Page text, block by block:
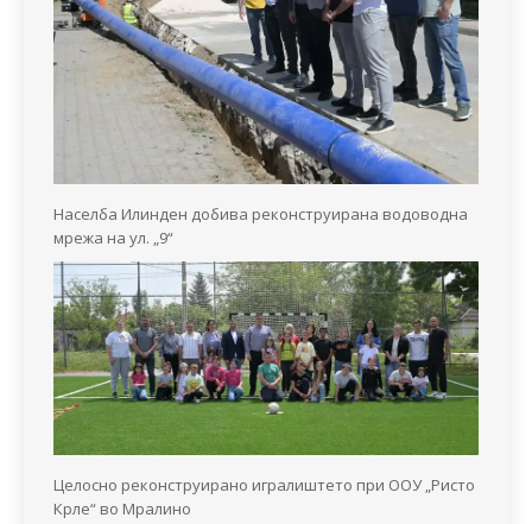
Населба Илинден добива реконструирана водоводна
мрежа на ул. „9“
Целосно реконструирано игралиштето при ООУ „Ристо
Крле“ во Мралино